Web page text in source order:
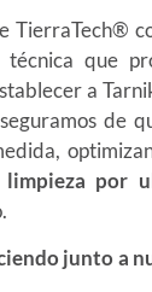
TierraTech®
que
a
de
por
junto a